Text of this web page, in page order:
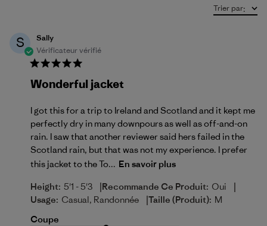
Trier par:
S
Sally
Vérificateur vérifié
Wonderful jacket
I got this for a trip to Ireland and Scotland and it kept me
perfectly dry in many downpours as well as off-and-on
rain. I saw that another reviewer said hers failed in the
Scotland rain, but that was not my experience. I prefer
this jacket to the To... En savoir plus
Height: 5'1 - 5'3 |Recommande Ce Produit: Oui |
Usage: Casual, Randonnée |Taille (produit): M
Coupe